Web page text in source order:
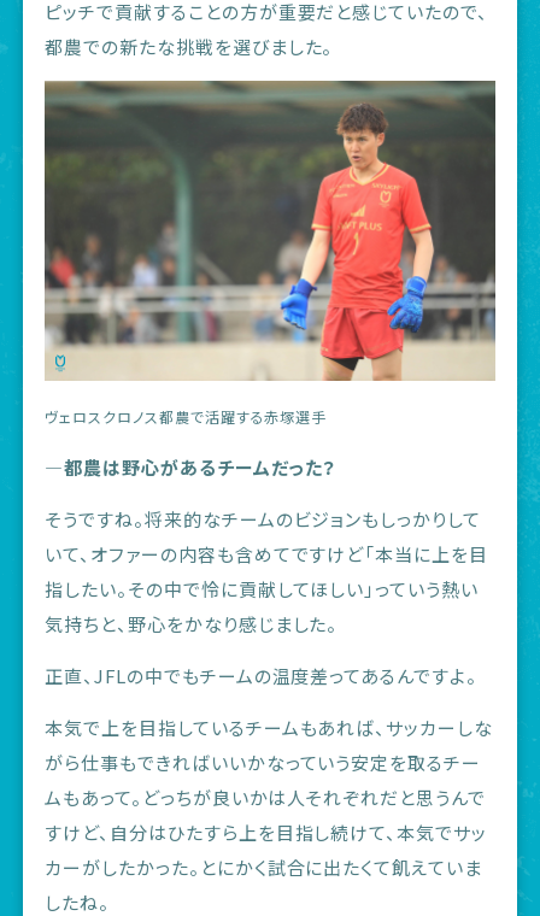
ピッチで貢献することの方が重要だと感じていたので、
都農での新たな挑戦を選びました。
ヴェロスクロノス都農で活躍する赤塚選手
―都農は野心があるチームだった？
そうですね。将来的なチームのビジョンもしっかりして
いて、オファーの内容も含めてですけど「本当に上を目
指したい。その中で怜に貢献してほしい」っていう熱い
気持ちと、野心をかなり感じました。
正直、JFLの中でもチームの温度差ってあるんですよ。
本気で上を目指しているチームもあれば、サッカーしな
がら仕事もできればいいかなっていう安定を取るチー
ムもあって。どっちが良いかは人それぞれだと思うんで
すけど、自分はひたすら上を目指し続けて、本気でサッ
カーがしたかった。 とにかく試合に出たくて飢えていま
したね。